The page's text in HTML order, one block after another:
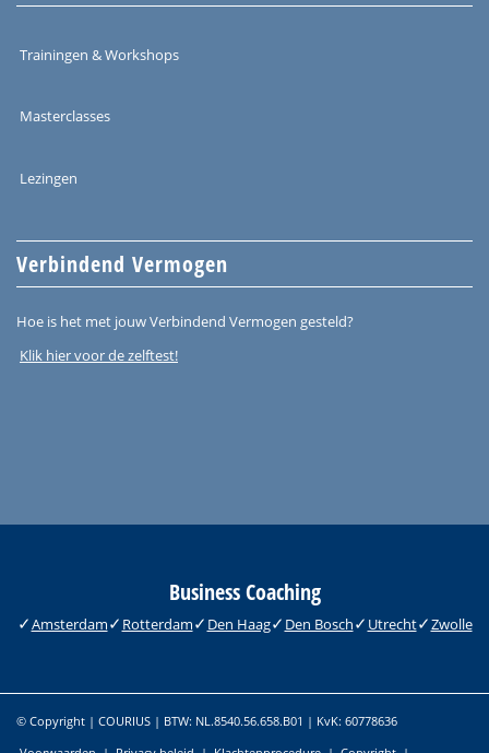
Trainingen & Workshops
Masterclasses
Lezingen
Verbindend Vermogen
Hoe is het met jouw Verbindend Vermogen gesteld?
Klik hier voor de zelftest!
Business Coaching
Amsterdam Rotterdam Den Haag Den Bosch Utrecht Zwolle
© Copyright | COURIUS | BTW: NL.8540.56.658.B01 | KvK: 60778636